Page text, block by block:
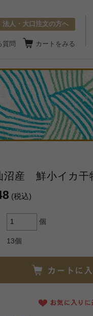
法人・大口注文の方へ
質問 カートをみる
沼産 鮮小イカ干
(税込)
個
13個